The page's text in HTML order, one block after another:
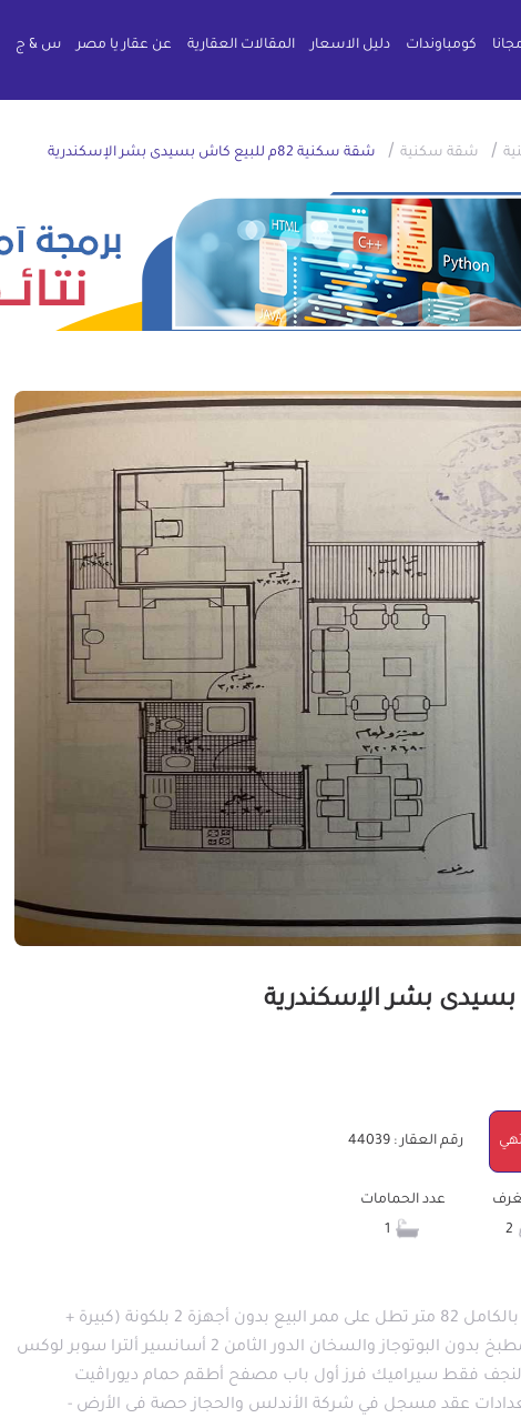
كومباوندات دليل الاسعار المقالات العقارية عن عقار يا مصر س & ج
/ شقة سكنية / شقة سكنية 82م للبيع كاش بسيدى بشر الإسكندرية
رقم العقار : 44039
عدد الحمامات
من المالك مباشرة لا للوسطاء شقة بحري بالكامل 82 متر تطل على ممر البيع بدون أجهزة 2 بلكونة (كبيرة +
صغيرة) الشقة كلها على الشارع شامل المطبخ بدون البوتوجاز والسخان الدور الثامن 2 أسانسير ألترا سوبر لوكس
فقط سيراميك فرز أول باب مصفح أطقم حمام ديوراڤيت
العدادات عقد مسجل في شركة الأندلس والحجاز حصة فى الأرض -